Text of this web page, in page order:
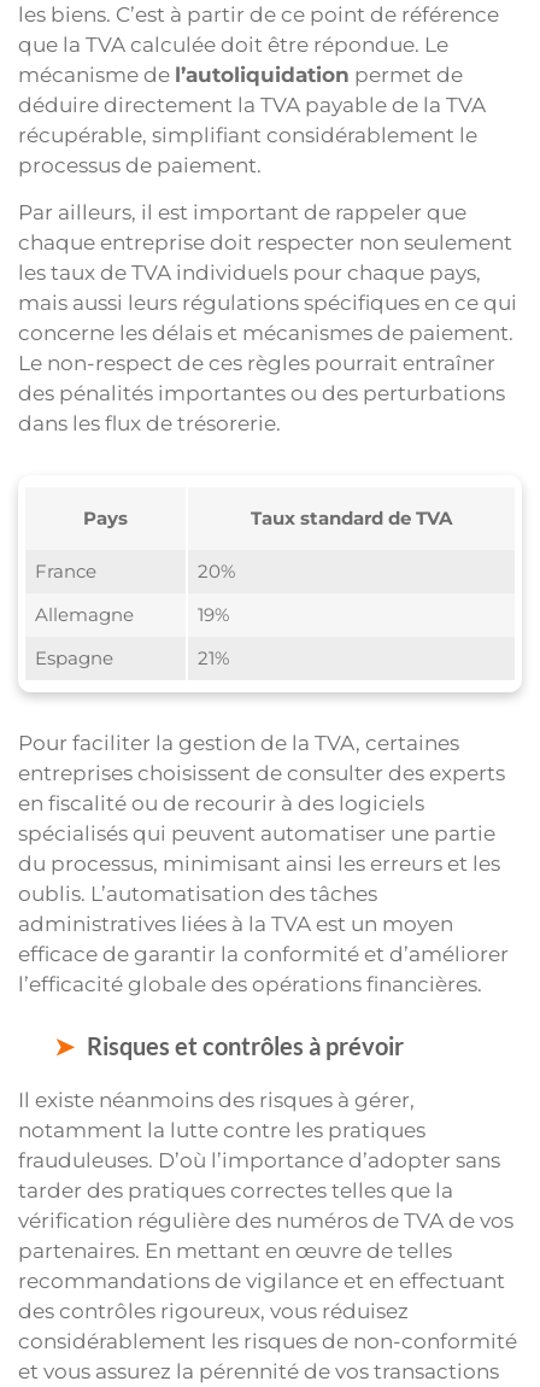
les biens. C’est à partir de ce point de référence
que la TVA calculée doit être répondue. Le
mécanisme de l’autoliquidation permet de
déduire directement la TVA payable de la TVA
récupérable, simplifiant considérablement le
processus de paiement.
Par ailleurs, il est important de rappeler que
chaque entreprise doit respecter non seulement
les taux de TVA individuels pour chaque pays,
mais aussi leurs régulations spécifiques en ce qui
concerne les délais et mécanismes de paiement.
Le non-respect de ces règles pourrait entraîner
des pénalités importantes ou des perturbations
dans les flux de trésorerie.
Pays Taux standard de TVA
France
20%
Allemagne
19%
Espagne
21%
Pour faciliter la gestion de la TVA, certaines
entreprises choisissent de consulter des experts
en fiscalité ou de recourir à des logiciels
spécialisés qui peuvent automatiser une partie
du processus, minimisant ainsi les erreurs et les
oublis. L’automatisation des tâches
administratives liées à la TVA est un moyen
efficace de garantir la conformité et d’améliorer
l’efficacité globale des opérations financières.
Risques et contrôles à prévoir
Il existe néanmoins des risques à gérer,
notamment la lutte contre les pratiques
frauduleuses. D’où l’importance d’adopter sans
tarder des pratiques correctes telles que la
vérification régulière des numéros de TVA de vos
partenaires. En mettant en œuvre de telles
recommandations de vigilance et en effectuant
des contrôles rigoureux, vous réduisez
considérablement les risques de non-conformité
et vous assurez la pérennité de vos transactions